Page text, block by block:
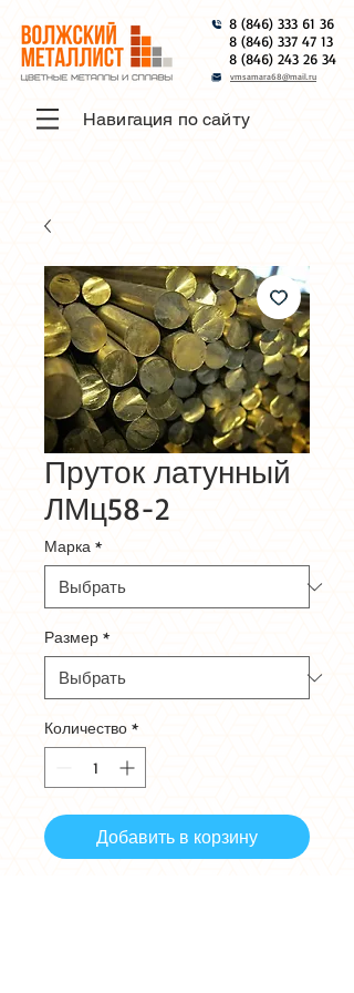
8 (846) 333 61 36
8 (846) 337 47 13
8 (846) 243 26 34
vmsamara68@mail.ru
Навигация по сайту
Пруток латунный
ЛМц58-2
Марка *
Размер *
Количество *
Добавить в корзину